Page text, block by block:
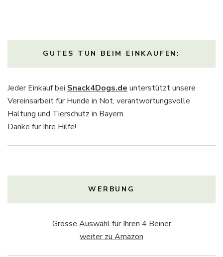
GUTES TUN BEIM EINKAUFEN:
Jeder Einkauf bei Snack4Dogs.de unterstützt unsere
Vereinsarbeit für Hunde in Not, verantwortungsvolle
Haltung und Tierschutz in Bayern.
Danke für Ihre Hilfe!
WERBUNG
Grosse Auswahl für Ihren 4 Beiner
weiter zu Amazon